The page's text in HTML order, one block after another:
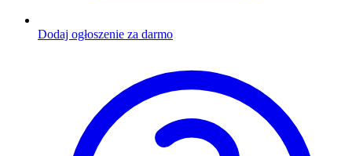
Dodaj ogłoszenie za darmo